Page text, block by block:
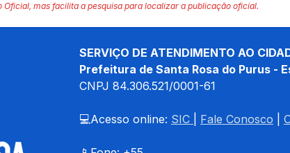
mas facilita a pesquisa para localizar a publicação oficial.
SERVIÇO DE ATENDIMENTO AO
Prefeitura de Santa Rosa do Purus -
CNPJ 84.306.521/0001-61
💻Acesso online: SIC Fale Conosco